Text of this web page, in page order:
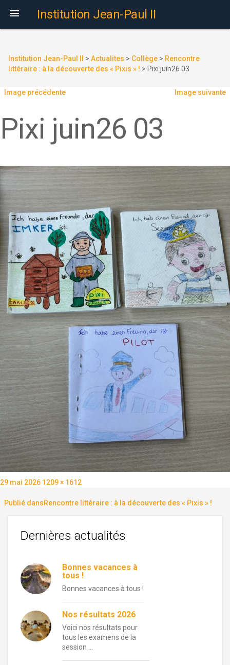
 Institution Jean-Paul II
Institution Jean-Paul II > Actualites > Collège > Rencontre
littéraire : à la découverte des « Pixis » ! > Pixi juin26 03
Image précédente Image suivante
Pixi juin26 03
Publié
29 mai 2026 Taille
1209 × 1612
Navigation
de
l’article
Publié dansRencontre littéraire : à la découverte des « Pixis » !
Dernières actualités
Bonnes vacances à
tous !
Bonnes vacances à tous !
Nos résultats 2026
Voici nos résultats pour
tous les examens de la
session …